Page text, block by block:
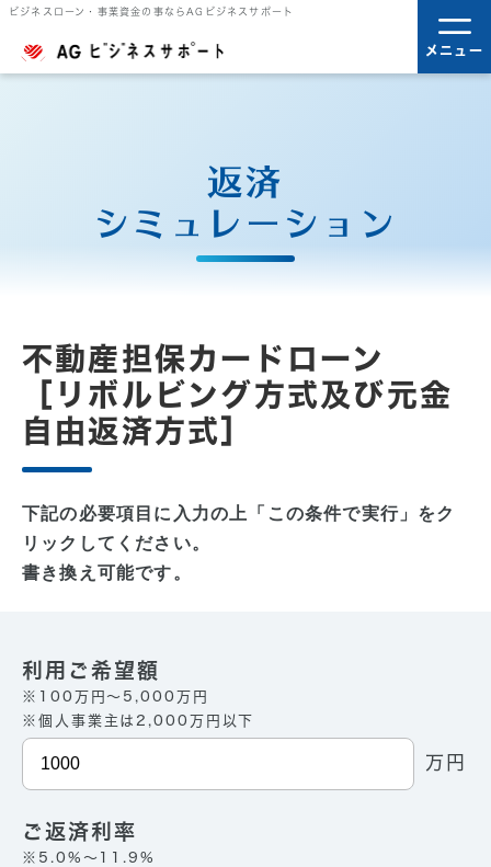
ビジネスローン・事業資金の事ならAGビジネスサポート
メニュー
返済
シミュレーション
不動産担保カードローン
［リボルビング方式及び元金
自由返済方式］
下記の必要項目に入力の上「この条件で実行」をク
リックしてください。
書き換え可能です。
利用ご希望額
※100万円〜5,000万円
※個人事業主は2,000万円以下
万円
ご返済利率
※5.0%〜11.9%